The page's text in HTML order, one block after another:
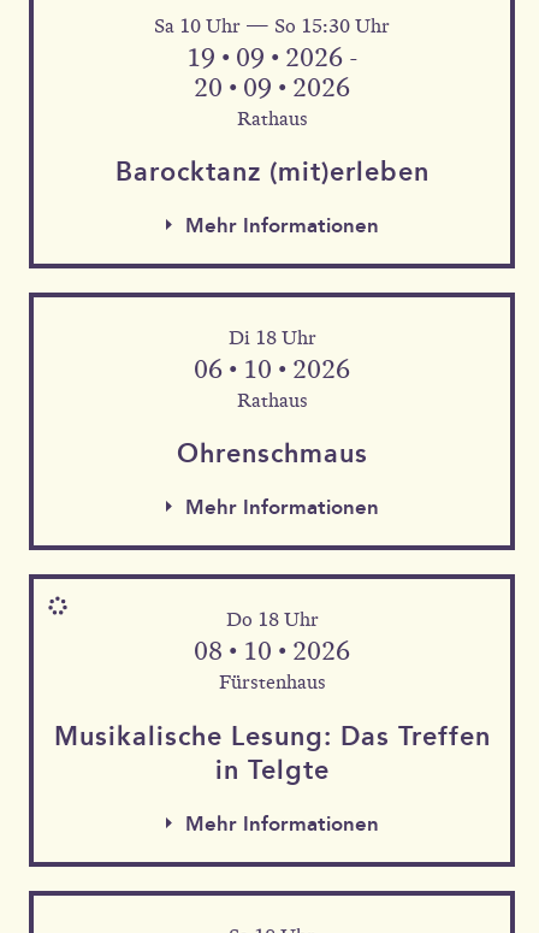
Mehr Informationen
Sa 10 Uhr — So 15:30 Uhr
19 • 09 • 2026 -
20 • 09 • 2026
Rathaus
Barock­tanz (mit)erleben
Mehr Informationen
Mehr Informationen
Di 18 Uhr
06 • 10 • 2026
Rathaus
Ohren­schmaus
Mehr Informationen
Do 18 Uhr
08 • 10 • 2026
Fürstenhaus
Musika­lische Le­sung: Das Tref­fen
in Telgte
Mehr Informationen